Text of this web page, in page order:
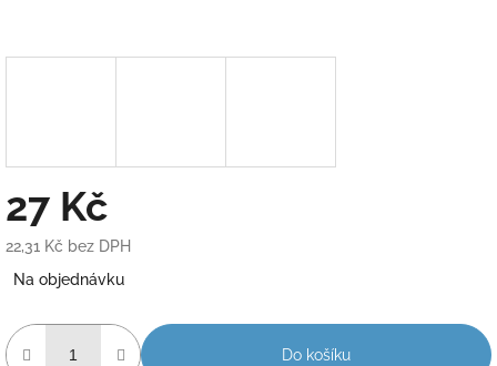
27 Kč
22,31 Kč bez DPH
cena:
Na objednávku
Do košíku